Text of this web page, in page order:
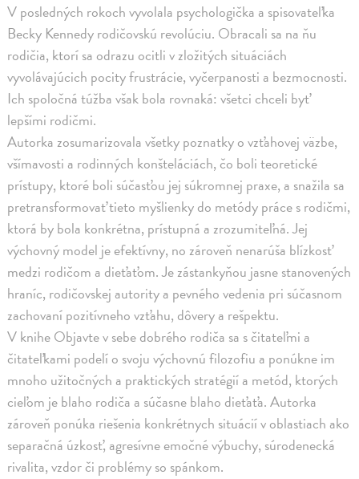
V posledných rokoch vyvolala psychologička a spisovateľka
Becky Kennedy rodičovskú revolúciu. Obracali sa na ňu
rodičia, ktorí sa odrazu ocitli v zložitých situáciách
vyvolávajúcich pocity frustrácie, vyčerpanosti a bezmocnosti.
Ich spoločná túžba však bola rovnaká: všetci chceli byť
lepšími rodičmi.
Autorka zosumarizovala všetky poznatky o vzťahovej väzbe,
všímavosti a rodinných konšteláciách, čo boli teoretické
prístupy, ktoré boli súčasťou jej súkromnej praxe, a snažila sa
pretransformovať tieto myšlienky do metódy práce s rodičmi,
ktorá by bola konkrétna, prístupná a zrozumiteľná. Jej
výchovný model je efektívny, no zároveň nenarúša blízkosť
medzi rodičom a dieťaťom. Je zástankyňou jasne stanovených
hraníc, rodičovskej autority a pevného vedenia pri súčasnom
zachovaní pozitívneho vzťahu, dôvery a rešpektu.
V knihe Objavte v sebe dobrého rodiča sa s čitateľmi a
čitateľkami podelí o svoju výchovnú filozofiu a ponúkne im
mnoho užitočných a praktických stratégií a metód, ktorých
cieľom je blaho rodiča a súčasne blaho dieťaťa. Autorka
zároveň ponúka riešenia konkrétnych situácií v oblastiach ako
separačná úzkosť, agresívne emočné výbuchy, súrodenecká
rivalita, vzdor či problémy so spánkom.